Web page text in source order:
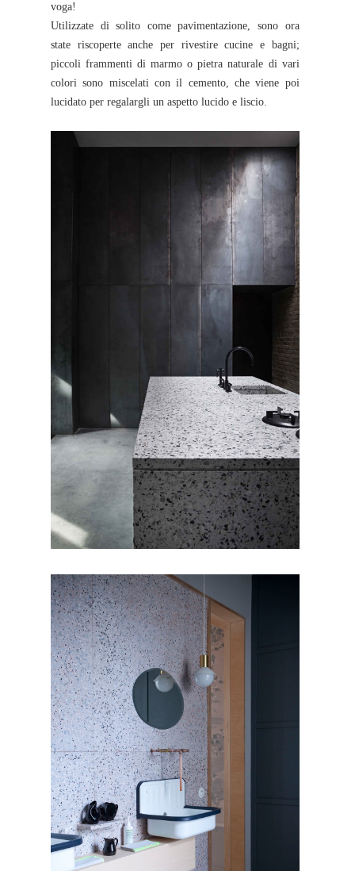
voga!
Utilizzate di solito come pavimentazione, sono ora
state riscoperte anche per rivestire cucine e bagni;
piccoli frammenti di marmo o pietra naturale di vari
colori sono miscelati con il cemento, che viene poi
lucidato per regalargli un aspetto lucido e liscio.